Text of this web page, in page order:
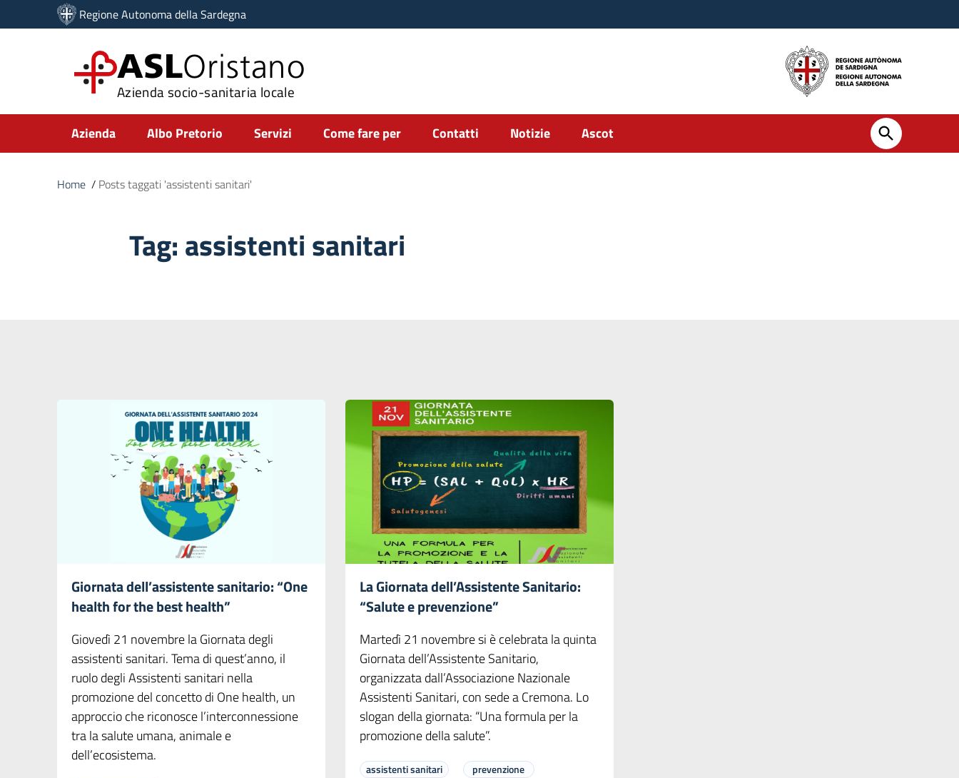
Vai ai contenuti
Vai al menu di navigazione
Regione Autonoma della Sardegna
ASLOristano
Azienda socio-sanitaria locale
Submenu
Azienda Albo Pretorio Servizi Come fare per Contatti Notizie Ascot
Home / Posts taggati 'assistenti sanitari'
Tag:assistenti sanitari
Giornata dell’assistente sanitario: “One
health for the best health”
Giovedì 21 novembre la Giornata degli
assistenti sanitari. Tema di quest’anno, il
ruolo degli Assistenti sanitari nella
promozione del concetto di One health, un
approccio che riconosce l’interconnessione
tra la salute umana, animale e
dell’ecosistema.
La Giornata dell’Assistente Sanitario:
“Salute e prevenzione”
Martedì 21 novembre si è celebrata la quinta
Giornata dell’Assistente Sanitario,
organizzata dall’Associazione Nazionale
Assistenti Sanitari, con sede a Cremona. Lo
slogan della giornata: “Una formula per la
promozione della salute”.
assistenti sanitari
prevenzione